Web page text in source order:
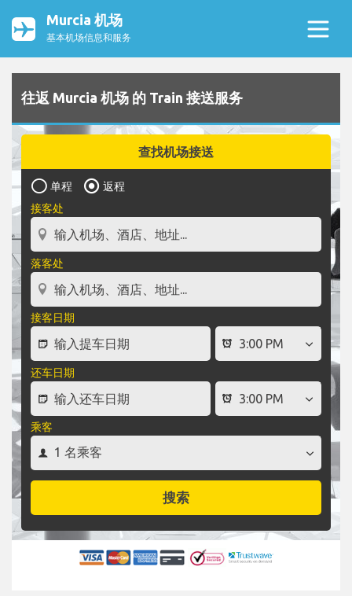
Murcia 机场
基本机场信息和服务
往返 Murcia 机场 的 Train 接送服务
查找机场接送
单程
返程
接客处
落客处
接客日期
还车日期
乘客
搜索